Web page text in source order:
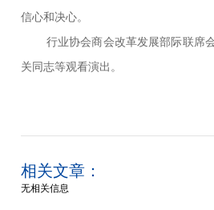
信心和决心。
行业协会商会改革发展部际联席
关同志等观看演出。
相关文章：
无相关信息